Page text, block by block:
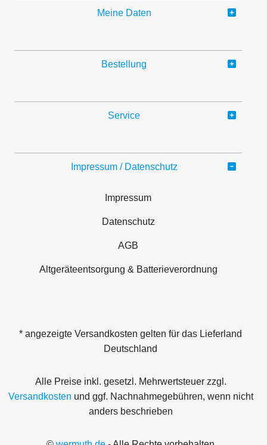
Meine Daten
Bestellung
Service
Impressum / Datenschutz
Impressum
Datenschutz
AGB
Altgeräteentsorgung & Batterieverordnung
* angezeigte Versandkosten gelten für das Lieferland
Deutschland
Alle Preise inkl. gesetzl. Mehrwertsteuer zzgl.
Versandkosten und ggf. Nachnahmegebühren, wenn nicht
anders beschrieben